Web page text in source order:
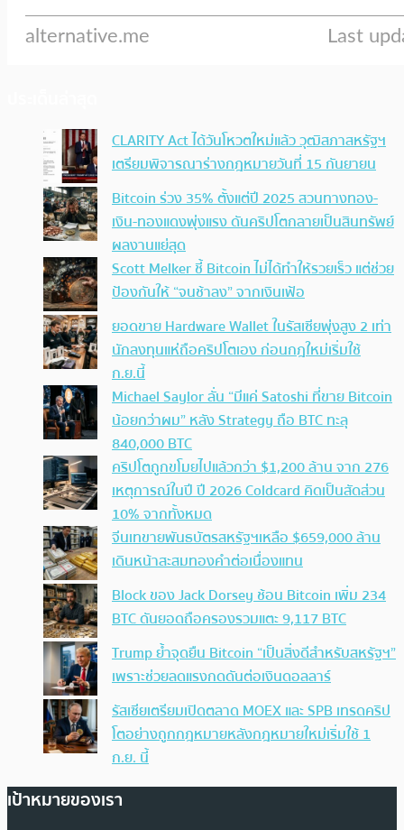
CLARITY Act ได้วันโหวตใหม่แล้ว วุฒิสภาสหรัฐฯ
เตรียมพิจารณาร่างกฎหมายวันที่ 15 กันยายน
Bitcoin ร่วง 35% ตั้งแต่ปี 2025 สวนทางทอง-
เงิน-ทองแดงพุ่งแรง ดันคริปโตกลายเป็นสินทรัพย์
ผลงานแย่สุด
Scott Melker ชี้ Bitcoin ไม่ได้ทำให้รวยเร็ว แต่ช่วย
ป้องกันให้ “จนช้าลง” จากเงินเฟ้อ
ยอดขาย Hardware Wallet ในรัสเซียพุ่งสูง 2 เท่า
นักลงทุนแห่ถือคริปโตเอง ก่อนกฎใหม่เริ่มใช้
ก.ย.นี้
Michael Saylor ลั่น “มีแค่ Satoshi ที่ขาย Bitcoin
น้อยกว่าผม” หลัง Strategy ถือ BTC ทะลุ
840,000 BTC
คริปโตถูกขโมยไปแล้วกว่า $1,200 ล้าน จาก 276
เหตุการณ์ในปี ปี 2026 Coldcard คิดเป็นสัดส่วน
10% จากทั้งหมด
จีนเทขายพันธบัตรสหรัฐฯเหลือ $659,000 ล้าน
เดินหน้าสะสมทองคำต่อเนื่องแทน
Block ของ Jack Dorsey ช้อน Bitcoin เพิ่ม 234
BTC ดันยอดถือครองรวมแตะ 9,117 BTC
Trump ย้ำจุดยืน Bitcoin “เป็นสิ่งดีสำหรับสหรัฐฯ”
เพราะช่วยลดแรงกดดันต่อเงินดอลลาร์
รัสเซียเตรียมเปิดตลาด MOEX และ SPB เทรดคริป
โตอย่างถูกกฎหมายหลังกฎหมายใหม่เริ่มใช้ 1
ก.ย. นี้
เป้าหมายของเรา